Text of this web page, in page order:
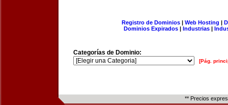
Registro de Dominios| Web Hosting |
Dominios Expirados | Industrias |
Categorías de Dominio:
[Pág.
** Precios